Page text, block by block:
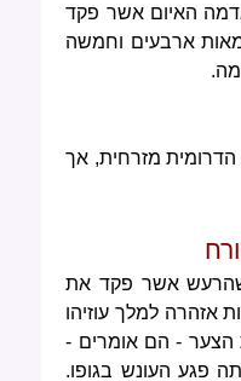
האיום אשר פקד
ארבעים וחמשה
מזרחית, אך
שהרעש אשר פקד את
אזהרה למלך עוזיהו
הצער - הם אומרים -
פגע העונש בגופו.